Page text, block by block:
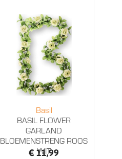
Basil
BASIL FLOWER
GARLAND
BLOEMENSTRENG ROOS
WIT
€ 11,99